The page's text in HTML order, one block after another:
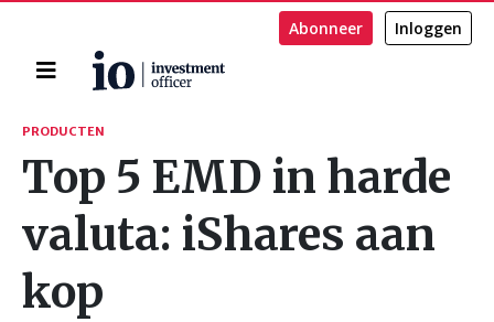
Home
Abonneer Inloggen
Zoeken
PRODUCTEN
Top 5 EMD in harde
valuta: iShares aan
kop